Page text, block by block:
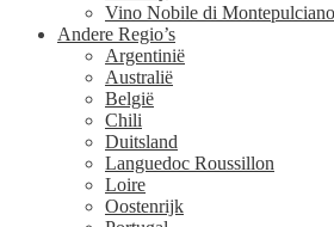
Vino Nobile di Montepulciano
Andere Regio’s
Argentinië
Australië
België
Chili
Duitsland
Languedoc Roussillon
Loire
Oostenrijk